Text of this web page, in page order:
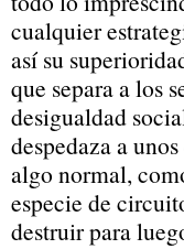
cualquier
así su
que separa a los
desigualdad
despedaza a
algo normal,
especie de
destruir para